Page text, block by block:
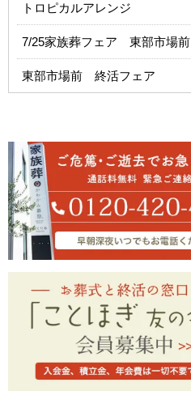
トロピカルアレンジ
7/25家族葬フェア 東部市場前
東部市場前 終活フェア